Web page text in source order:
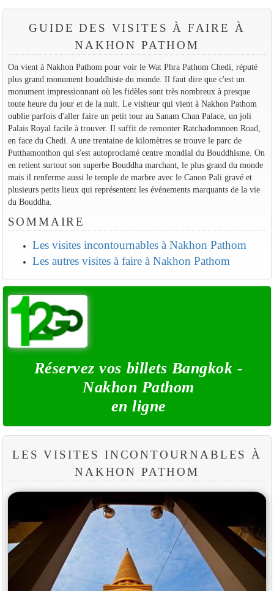
GUIDE DES VISITES À FAIRE À
NAKHON PATHOM
On vient à Nakhon Pathom pour voir le Wat Phra Pathom Chedi, réputé
plus grand monument bouddhiste du monde. Il faut dire que c'est un
monument impressionnant où les fidèles sont très nombreux à presque
toute heure du jour et de la nuit. Le visiteur qui vient à Nakhon Pathom
oublie parfois d'aller faire un petit tour au Sanam Chan Palace, un joli
Palais Royal facile à trouver. Il suffit de remonter Ratchadomnoen Road,
en face du Chedi. A une trentaine de kilomètres se trouve le parc de
Putthamonthon qui s'est autoproclamé centre mondial du Bouddhisme. On
en retient surtout son superbe Bouddha marchant, le plus grand du monde
mais il renferme aussi le temple de marbre avec le Canon Pali gravé et
plusieurs petits lieux qui représentent les événements marquants de la vie
du Bouddha.
SOMMAIRE
Les visites incontournables à Nakhon Pathom
Les autres visites à faire à Nakhon Pathom
Réservez vos billets Bangkok -
Nakhon Pathom
en ligne
LES VISITES INCONTOURNABLES À
NAKHON PATHOM